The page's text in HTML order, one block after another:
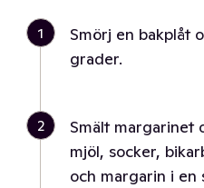
1
Smörj en bakplåt
grader.
2
Smält margarinet
mjöl, socker,
och margarin i en